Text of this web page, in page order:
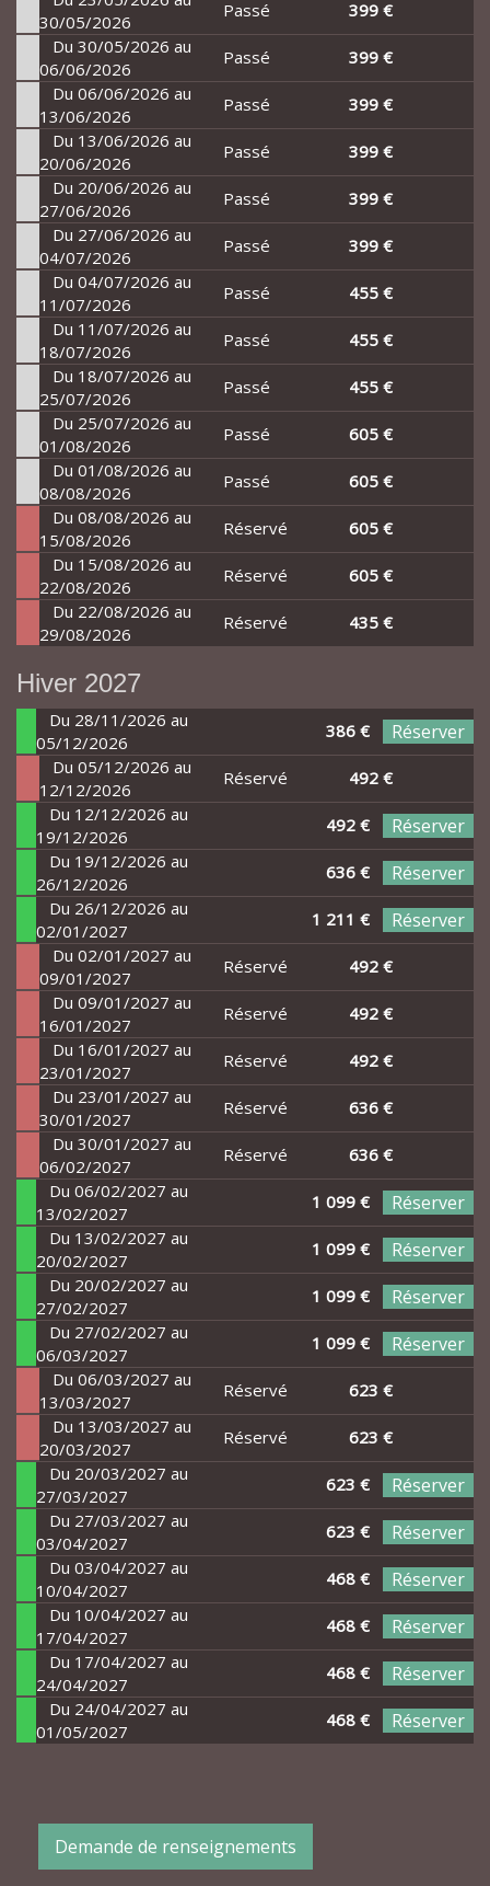
30/05/2026
Passé
399 €
Du 30/05/2026 au
06/06/2026
Passé
399 €
Du 06/06/2026 au
13/06/2026
Passé
399 €
Du 13/06/2026 au
20/06/2026
Passé
399 €
Du 20/06/2026 au
27/06/2026
Passé
399 €
Du 27/06/2026 au
04/07/2026
Passé
399 €
Du 04/07/2026 au
11/07/2026
Passé
455 €
Du 11/07/2026 au
18/07/2026
Passé
455 €
Du 18/07/2026 au
25/07/2026
Passé
455 €
Du 25/07/2026 au
01/08/2026
Passé
605 €
Du 01/08/2026 au
08/08/2026
Passé
605 €
Du 08/08/2026 au
15/08/2026
Réservé
605 €
Du 15/08/2026 au
22/08/2026
Réservé
605 €
Du 22/08/2026 au
29/08/2026
Réservé 435 €
Hiver 2027
Du 28/11/2026 au
05/12/2026
386 € Réserver
Du 05/12/2026 au
12/12/2026
Réservé
492 €
Du 12/12/2026 au
19/12/2026
492 € Réserver
Du 19/12/2026 au
26/12/2026
636 € Réserver
Du 26/12/2026 au
02/01/2027
1 211 € Réserver
Du 02/01/2027 au
09/01/2027
Réservé
492 €
Du 09/01/2027 au
16/01/2027
Réservé
492 €
Du 16/01/2027 au
23/01/2027
Réservé
492 €
Du 23/01/2027 au
30/01/2027
Réservé
636 €
Du 30/01/2027 au
06/02/2027
Réservé
636 €
Du 06/02/2027 au
13/02/2027
1 099 € Réserver
Du 13/02/2027 au
20/02/2027
1 099 € Réserver
Du 20/02/2027 au
27/02/2027
1 099 € Réserver
Du 27/02/2027 au
06/03/2027
1 099 € Réserver
Du 06/03/2027 au
13/03/2027
Réservé
623 €
Du 13/03/2027 au
20/03/2027
Réservé
623 €
Du 20/03/2027 au
27/03/2027
623 € Réserver
Du 27/03/2027 au
03/04/2027
623 € Réserver
Du 03/04/2027 au
10/04/2027
468 € Réserver
Du 10/04/2027 au
17/04/2027
468 € Réserver
Du 17/04/2027 au
24/04/2027
468 € Réserver
Du 24/04/2027 au
01/05/2027
468 € Réserver
Demande de renseignements